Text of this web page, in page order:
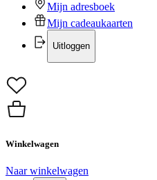
Mijn adresboek
Mijn cadeaukaarten
Uitloggen
Winkelwagen
Naar winkelwagen